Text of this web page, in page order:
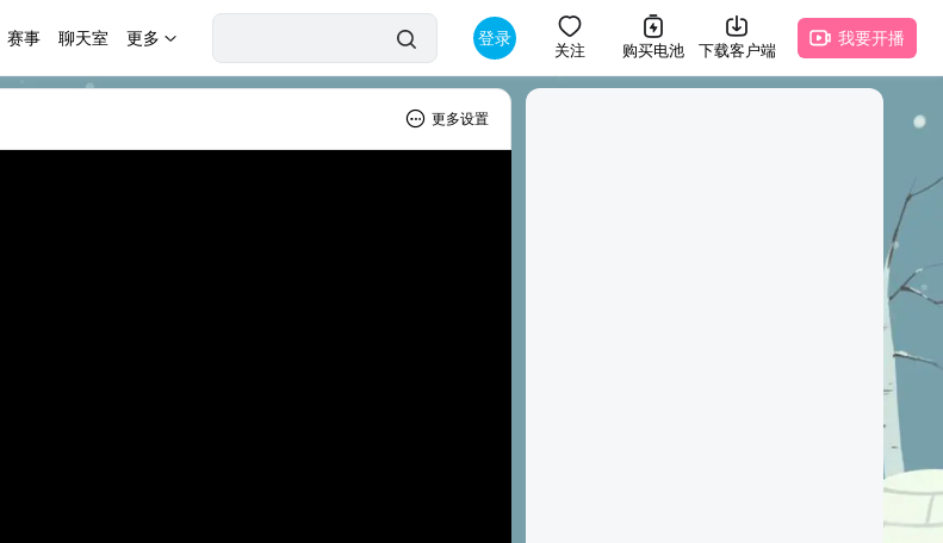
赛事 聊天室 更多 登录
关注 购买电池 下载客户端
我要开播
更多设置